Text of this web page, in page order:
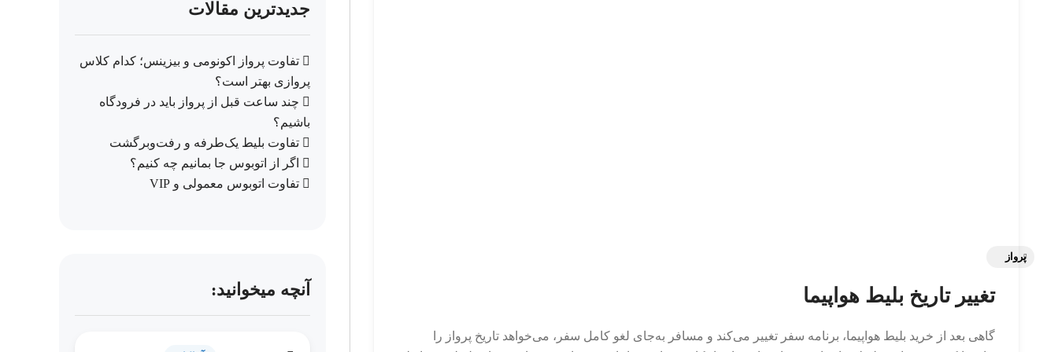
پرواز
تغییر تاریخ بلیط هواپیما
گاهی بعد از خرید بلیط هواپیما، برنامه سفر تغییر می‌کند و مسافر به‌جای لغو کامل سفر، می‌خواهد تاریخ پرواز را
جدیدترین مقالات
تفاوت پرواز اکونومی و بیزینس؛ کدام کلاس
پروازی بهتر است؟
چند ساعت قبل از پرواز باید در فرودگاه
باشیم؟
تفاوت بلیط یک‌طرفه و رفت‌وبرگشت
اگر از اتوبوس جا بمانیم چه کنیم؟
تفاوت اتوبوس معمولی و VIP
آنچه میخوانید: